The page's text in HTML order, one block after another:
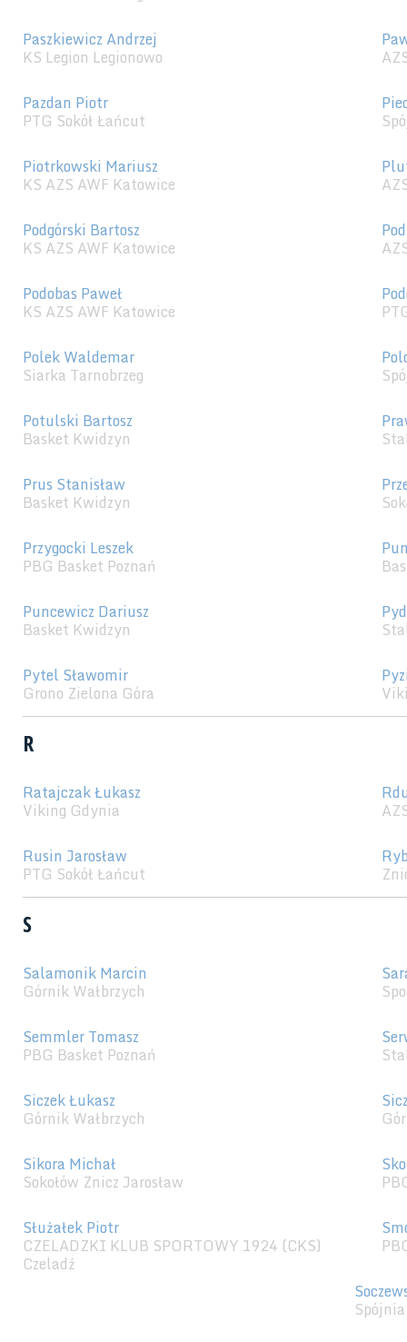
Paszkiewicz Andrzej
KS Legion Legionowo
Pazdan Piotr
PTG Sokół Łańcut
Piotrkowski Mariusz
KS AZS AWF Katowice
Podgórski Bartosz
KS AZS AWF Katowice
Podobas Paweł
KS AZS AWF Katowice
Polek Waldemar
Siarka Tarnobrzeg
Potulski Bartosz
Basket Kwidzyn
Prus Stanisław
Basket Kwidzyn
Przygocki Leszek
PBG Basket Poznań
Puncewicz Dariusz
Basket Kwidzyn
Pytel Sławomir
Grono Zielona Góra
R
Ratajczak Łukasz
Viking Gdynia
Rusin Jarosław
PTG Sokół Łańcut
S
Salamonik Marcin
Górnik Wałbrzych
Semmler Tomasz
PBG Basket Poznań
Siczek Łukasz
Górnik Wałbrzych
Sikora Michał
Sokołów Znicz Jarosław
Służałek Piotr
CZELADZKI KLUB SPORTOWY 1924 (CKS)
Czeladź